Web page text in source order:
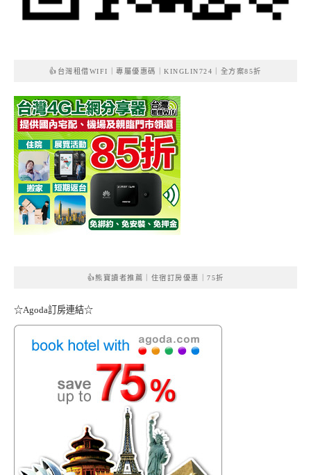
👍台灣租借WIFI｜專屬優惠碼｜KINGLIN724｜全方案85折
👍熊寶讀者推薦｜住宿訂房優惠｜75折
☆Agoda訂房連結☆